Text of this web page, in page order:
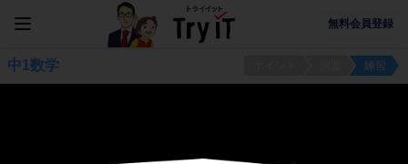
無料会員登録
中1数学 練習